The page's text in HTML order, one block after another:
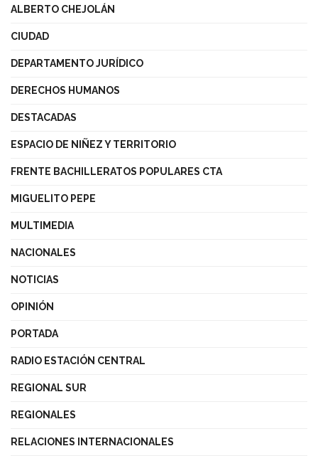
ALBERTO CHEJOLÁN
CIUDAD
DEPARTAMENTO JURÍDICO
DERECHOS HUMANOS
DESTACADAS
ESPACIO DE NIÑEZ Y TERRITORIO
FRENTE BACHILLERATOS POPULARES CTA
MIGUELITO PEPE
MULTIMEDIA
NACIONALES
NOTICIAS
OPINIÓN
PORTADA
RADIO ESTACIÓN CENTRAL
REGIONAL SUR
REGIONALES
RELACIONES INTERNACIONALES